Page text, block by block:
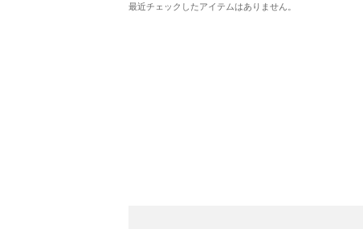
最近チェックしたアイテムはありません。